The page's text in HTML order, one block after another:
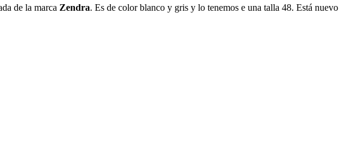
de la marca Zendra. Es de color blanco y gris y lo tenemos e una talla 48. Está nuevo